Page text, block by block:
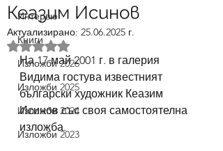
Интервю
Книги
Изложби 2026
Изложби 2025
Изложби 2024
Изложби 2023
Кеазим Исинов
Актуализирано: 25.06.2025 г.
Оценено с NaN от 5 звезди.
На 17 май 2001 г. в галерия
Видима гостува известният
български художник Кеазим
Исинов със своя самостоятелна
изложба.